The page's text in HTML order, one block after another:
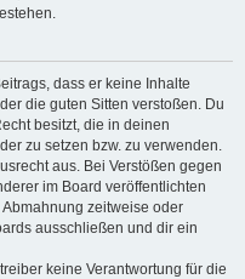
dass er keine Inhalte
die guten Sitten verstoßen. Du
besitzt, die in deinen
zu setzen bzw. zu verwenden.
aus. Bei Verstößen gegen
im Board veröffentlichten
zeitweise oder
ausschließen und dir ein
keine Verantwortung für die